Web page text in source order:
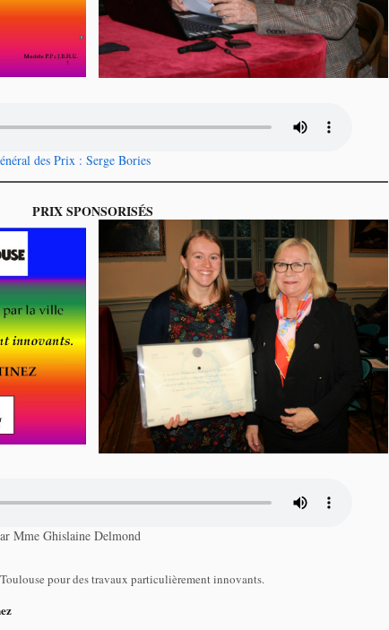
des Prix : Serge Bories
PRIX SPONSORISÉS
Mme Ghislaine Delmond
pour des travaux particulièrement innovants.